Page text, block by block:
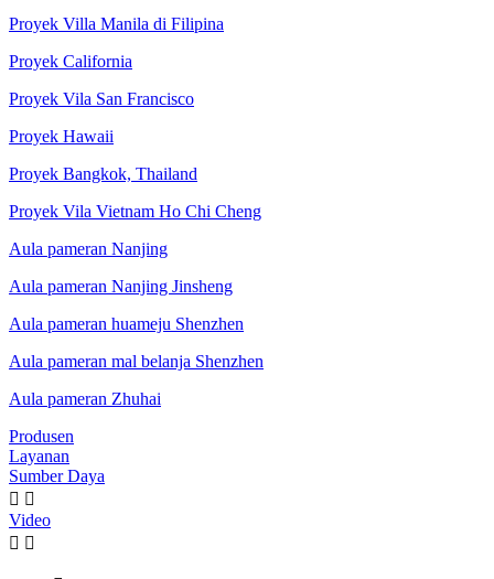
Proyek Villa Manila di Filipina
Proyek California
Proyek Vila San Francisco
Proyek Hawaii
Proyek Bangkok, Thailand
Proyek Vila Vietnam Ho Chi Cheng
Aula pameran Nanjing
Aula pameran Nanjing Jinsheng
Aula pameran huameju Shenzhen
Aula pameran mal belanja Shenzhen
Aula pameran Zhuhai
Produsen
Layanan
Sumber Daya
 
Video
 